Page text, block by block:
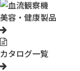
美容・健康製品
カタログ一覧